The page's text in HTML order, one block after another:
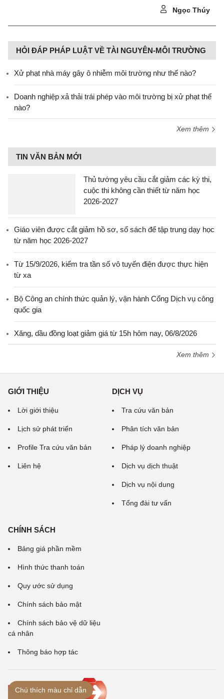
Ngọc Thúy
HỎI ĐÁP PHÁP LUẬT VỀ TÀI NGUYÊN-MÔI TRƯỜNG
Xử phạt nhà máy gây ô nhiễm môi trường như thế nào?
Doanh nghiệp xả thải trái phép vào môi trường bị xử phạt thế
nào?
Xem thêm
TIN VĂN BẢN MỚI
Thủ tướng yêu cầu cắt giảm các kỳ thi,
cuộc thi không cần thiết từ năm học
2026-2027
Giáo viên được cắt giảm hồ sơ, sổ sách để tập trung dạy học
từ năm học 2026-2027
Từ 15/9/2026, kiểm tra tần số vô tuyến điện được thực hiện
từ xa
Bộ Công an chính thức quản lý, vận hành Cổng Dịch vụ công
quốc gia
Xăng, dầu đồng loạt giảm giá từ 15h hôm nay, 06/8/2026
Xem thêm
GIỚI THIỆU
Lời giới thiệu
Lịch sử phát triển
Profile Tra cứu văn bản
Liên hệ
DỊCH VỤ
Tra cứu văn bản
Phân tích văn bản
Pháp lý doanh nghiệp
Dịch vụ dịch thuật
Dịch vụ nội dung
Tổng đài tư vấn
CHÍNH SÁCH
Bảng giá phần mềm
Hình thức thanh toán
Quy ước sử dụng
Chính sách bảo mật
Chính sách bảo vệ dữ liệu
cá nhân
Thông báo hợp tác
Chú thích màu chỉ dẫn